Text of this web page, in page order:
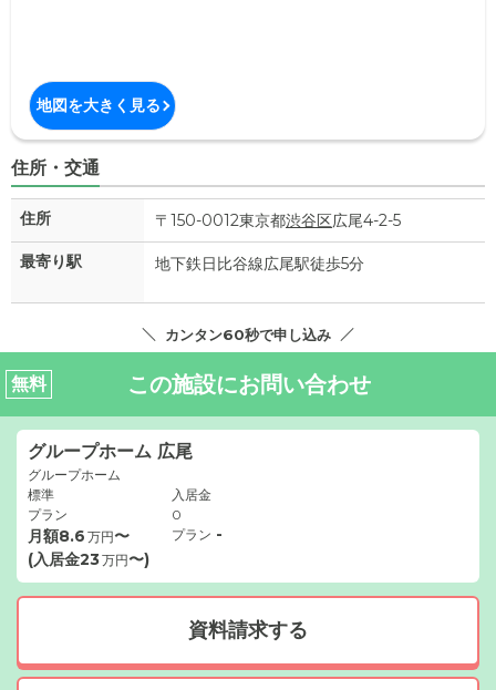
地図を大きく見る
住所・交通
住所 〒150-0012東京都渋谷区広尾4-2-5
最寄り駅 地下鉄日比谷線広尾駅徒歩5分
カンタン60秒で申し込み
無料 この施設にお問い合わせ
グループホーム 広尾
グループホーム
標準
プラン
月額8.6 万円〜
(入居金23万円〜)
入居金
0
プラン -
資料請求する